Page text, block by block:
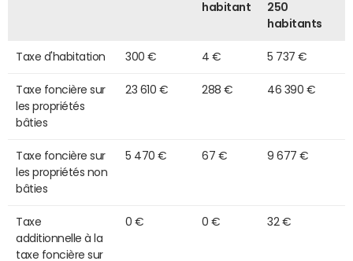
habitant
250
habitants
Taxe d'habitation 300 € 4 € 5 737 €
Taxe foncière sur
les propriétés
bâties
23 610 € 288 € 46 390 €
Taxe foncière sur
les propriétés non
bâties
5 470 € 67 € 9 677 €
Taxe
additionnelle à la
taxe foncière sur
0 € 0 € 32 €